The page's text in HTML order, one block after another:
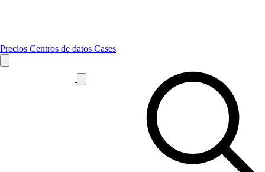
Precios Centros de datos Cases